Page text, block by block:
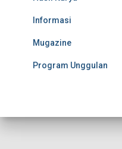
Informasi
Mugazine
Program Unggulan